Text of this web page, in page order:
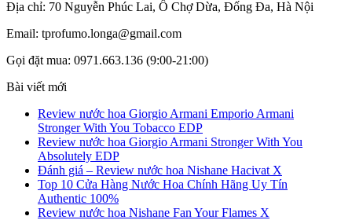
Địa chỉ: 70 Nguyễn Phúc Lai, Ô Chợ Dừa, Đống Đa, Hà Nội
Email: tprofumo.longa@gmail.com
Gọi đặt mua: 0971.663.136 (9:00-21:00)
Bài viết mới
Review nước hoa Giorgio Armani Emporio Armani
Stronger With You Tobacco EDP
Review nước hoa Giorgio Armani Stronger With You
Absolutely EDP
Đánh giá – Review nước hoa Nishane Hacivat X
Top 10 Cửa Hàng Nước Hoa Chính Hãng Uy Tín
Authentic 100%
Review nước hoa Nishane Fan Your Flames X